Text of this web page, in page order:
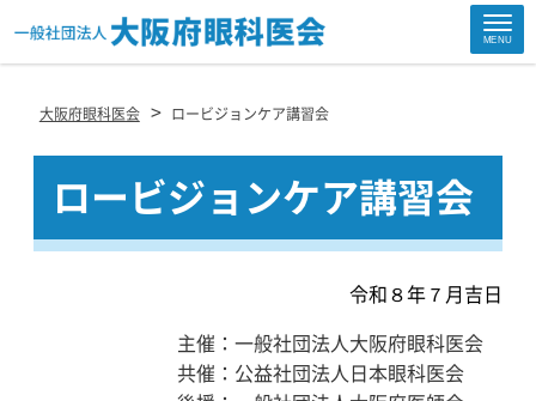
MENU
大阪府眼科医会 > ロービジョンケア講習会
ロービジョンケア講習会
令和８年７月吉日
主催：一般社団法人大阪府眼科医会
共催：公益社団法人日本眼科医会
Site
Footer